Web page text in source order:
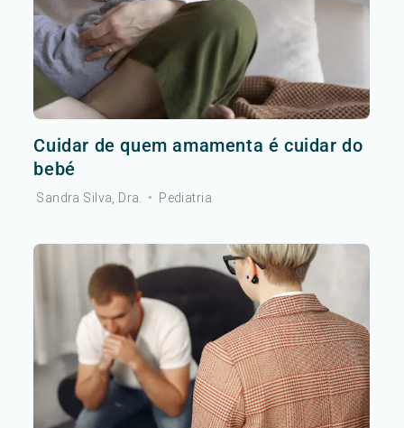
Cuidar de quem amamenta é cuidar do
bebé
Sandra Silva, Dra. • Pediatria